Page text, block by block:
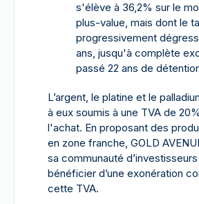
s'élève à 36,2% sur le
plus-value, mais dont le
progressivement
ans, jusqu'à complète
passé 22 ans de
L’argent, le platine et le
à eux soumis à une TVA de
l'achat. En proposant des
en zone franche, GOLD
sa communauté
bénéficier d’une exonération
cette TVA.